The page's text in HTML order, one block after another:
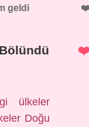
geldi
ülkeler
Doğu